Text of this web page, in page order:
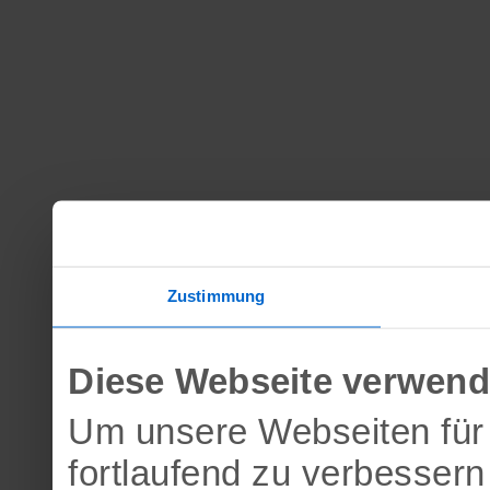
Zustimmung
Diese Webseite
Um unsere Webseiten
fortlaufend zu